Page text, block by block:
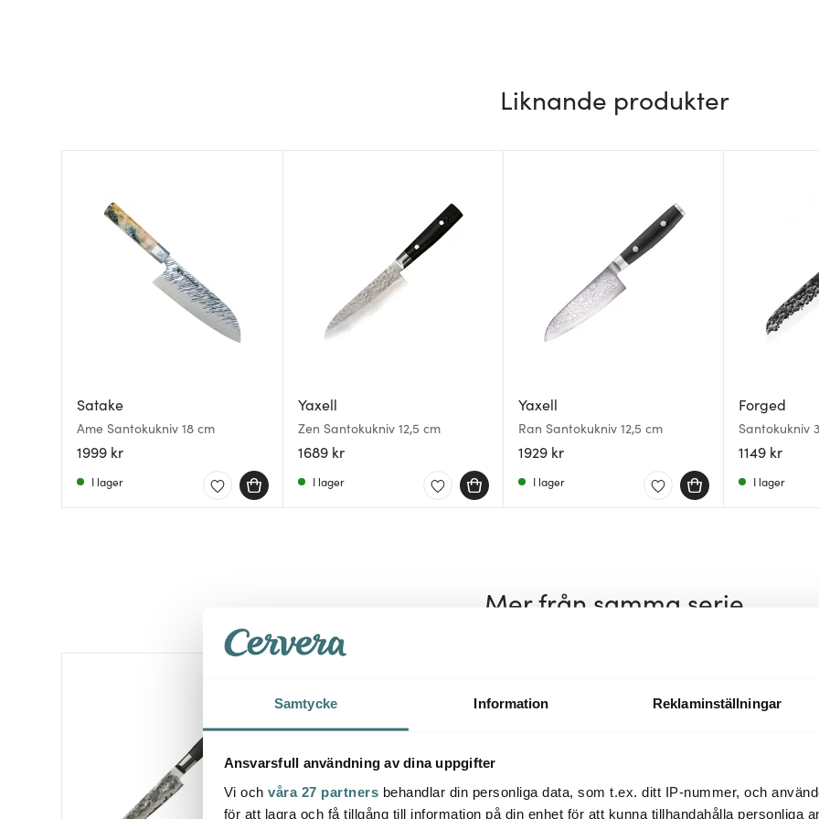
Samtycke Information Reklaminställningar
Ansvarsfull användning av dina uppgifter
Vi och våra 27 partners behandlar din personliga data, som t.ex. ditt IP-nummer, och
för att lagra och få tillgång till information på din enhet för att kunna tillhandahålla personliga
Liknande produkter
Satake
Ame Santokukniv 18 cm
1999 kr
I lager
Yaxell
Zen Santokukniv 12,5 cm
1689 kr
I lager
Yaxell
Ran Santokukniv 12,5 cm
1929 kr
I lager
Forged
Santokukniv
1149 kr
I lager
Mer från samma serie